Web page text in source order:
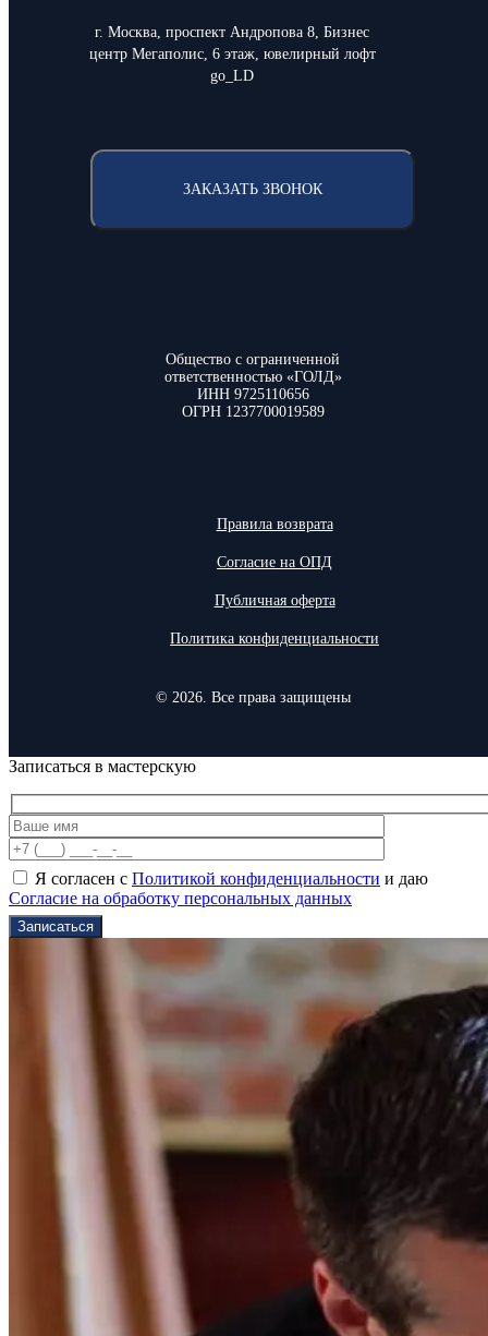
г. Москва, проспект Андропова 8, Бизнес
центр Мегаполис, 6 этаж, ювелирный лофт
go_LD
ЗАКАЗАТЬ ЗВОНОК
Общество с ограниченной
ответственностью «ГОЛД»
ИНН 9725110656
ОГРН 1237700019589
Правила возврата
Согласие на ОПД
Публичная оферта
Политика конфиденциальности
© 2026. Все права защищены
Записаться в мастерскую
Я согласен с Политикой конфиденциальности и даю
Согласие на обработку персональных данных